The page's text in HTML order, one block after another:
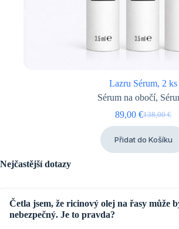
Lazru Sérum, 2 ks
Sérum na obočí,
138,00€
war:
138,00 €
89,00 €Aktueller
ist:
89,00 €.
Přidat do Košíku
Nejčastější dotazy
Četla jsem, že ricinový olej na řasy může
nebezpečný. Je to pravda?